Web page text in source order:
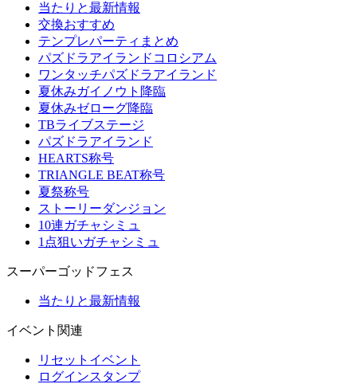
当たりと最新情報
交換おすすめ
テンプレパーティまとめ
パズドラアイランドコロシアム
ワンタッチパズドラアイランド
夏休みガイノウト降臨
夏休みゼローグ降臨
TBライブステージ
パズドラアイランド
HEARTS称号
TRIANGLE BEAT称号
夏祭称号
ストーリーダンジョン
10連ガチャシミュ
1点狙いガチャシミュ
スーパーゴッドフェス
当たりと最新情報
イベント関連
リセットイベント
ログインスタンプ